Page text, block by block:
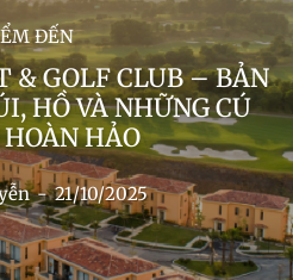
ĐẾN
& GOLF CLUB – BẢN
HỒ VÀ NHỮNG CÚ
HẢO
- 21/10/2025